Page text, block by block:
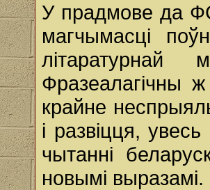
У прадмове да
магчымасці
Фразеалагічны
крайне
і развіцця,
чытанні
новымі